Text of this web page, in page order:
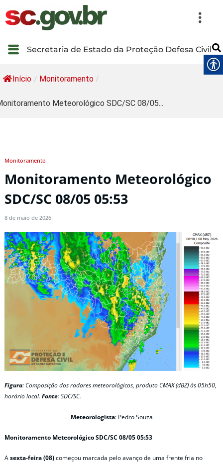
Secretaria de Estado da Proteção Defesa Civil
Início / Monitoramento /
Meteorológico SDC/SC 08/05...
Monitoramento
Monitoramento Meteorológico
SDC/SC 08/05 05:53
8 de maio de 2026
Figura: Composição dos radares meteorológicos, produto CMAX (dBZ) às 05h50,
horário local. Fonte: SDC/SC.
Meteorologista: Pedro Souza
Monitoramento Meteorológico SDC/SC 08/05 05:53
Asexta-feira (08)começou marcada pelo avanço de uma frente fria no